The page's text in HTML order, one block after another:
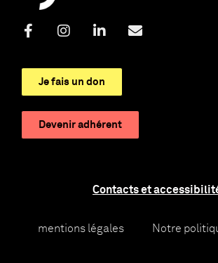
Je fais un don
Devenir adhérent
Contacts et
mentions légales Notre